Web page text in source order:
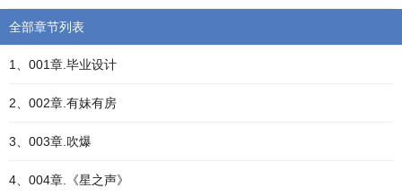
全部章节列表
1、001章.毕业设计
2、002章.有妹有房
3、003章.吹爆
4、004章.《星之声》